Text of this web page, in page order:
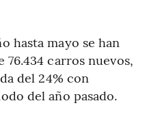
hasta mayo se han
carros nuevos,
del 24% con
del año pasado.